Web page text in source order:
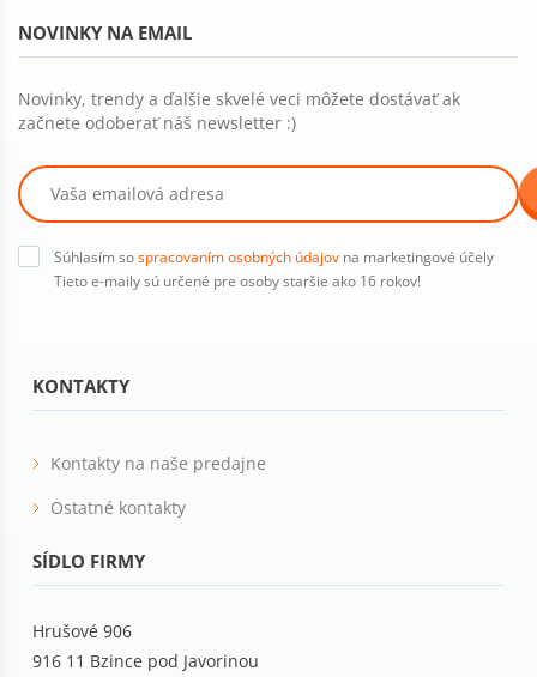
KONTAKTY
Kontakty na naše predajne
Ostatné kontakty
SÍDLO FIRMY
Hrušové 906
916 11 Bzince pod Javorinou
NOVINKY NA EMAIL
Novinky, trendy a ďalšie skvelé veci môžete dostávať ak
začnete odoberať náš newsletter :)
Súhlasím sospracovaním osobných údajov na marketingové účely
Tieto e-maily sú určené pre osoby staršie ako 16 rokov!